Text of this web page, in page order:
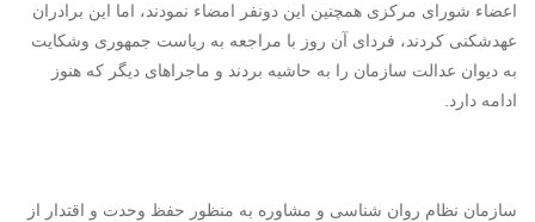
اعضاء شورای مرکزی همچنین این دونفر امضاء نمودند، اما این برادران
عهدشکنی کردند، فردای آن روز با مراجعه به ریاست جمهوری وشکایت
به دیوان عدالت سازمان را به حاشیه بردند و ماجراهای دیگر که هنوز
ادامه دارد.
سازمان نظام روان شناسی و مشاوره به منظور حفظ وحدت و اقتدار از